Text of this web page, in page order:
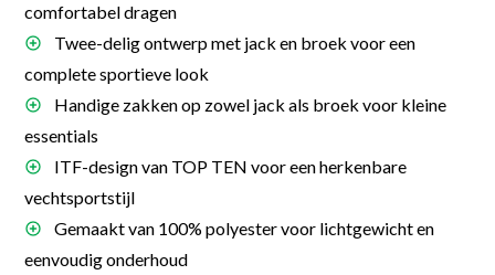
comfortabel dragen
Twee-delig ontwerp met jack en broek voor een
complete sportieve look
Handige zakken op zowel jack als broek voor kleine
essentials
ITF-design van TOP TEN voor een herkenbare
vechtsportstijl
Gemaakt van 100% polyester voor lichtgewicht en
eenvoudig onderhoud